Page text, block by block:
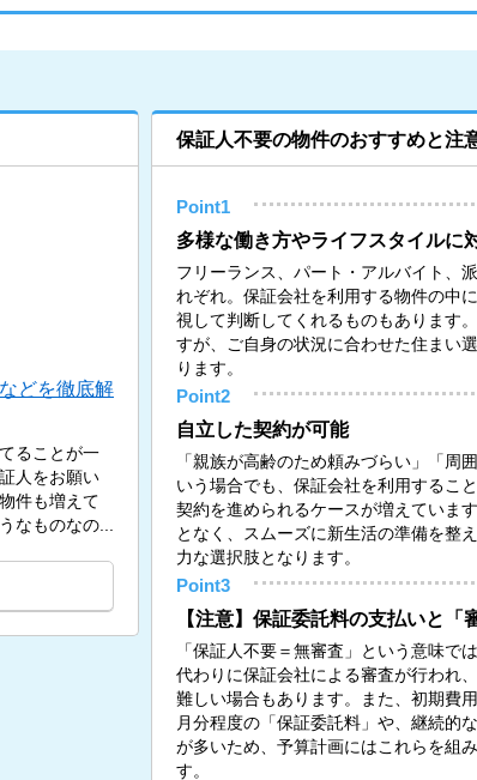
どを徹底解
ることが一
人をお願い
件も増えて
なものなの...
保証人不要の物件のおすすめと注
Point1
多様な働き方やライフスタイルに
フリーランス、パート・アルバイト、
れぞれ。保証会社を利用する物件の中
視して判断してくれるものもあります
すが、ご自身の状況に合わせた住まい
ります。
Point2
自立した契約が可能
「親族が高齢のため頼みづらい」「周
いう場合でも、保証会社を利用するこ
契約を進められるケースが増えていま
となく、スムーズに新生活の準備を整
力な選択肢となります。
Point3
【注意】保証委託料の支払いと「
「保証人不要＝無審査」という意味で
代わりに保証会社による審査が行われ
難しい場合もあります。また、初期費
月分程度の「保証委託料」や、継続的
が多いため、予算計画にはこれらを組
す。